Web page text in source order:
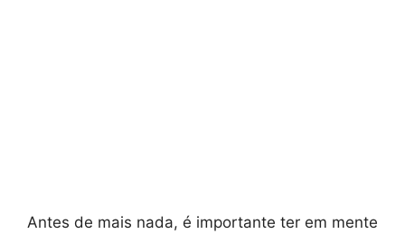
Antes de mais nada, é importante ter em mente